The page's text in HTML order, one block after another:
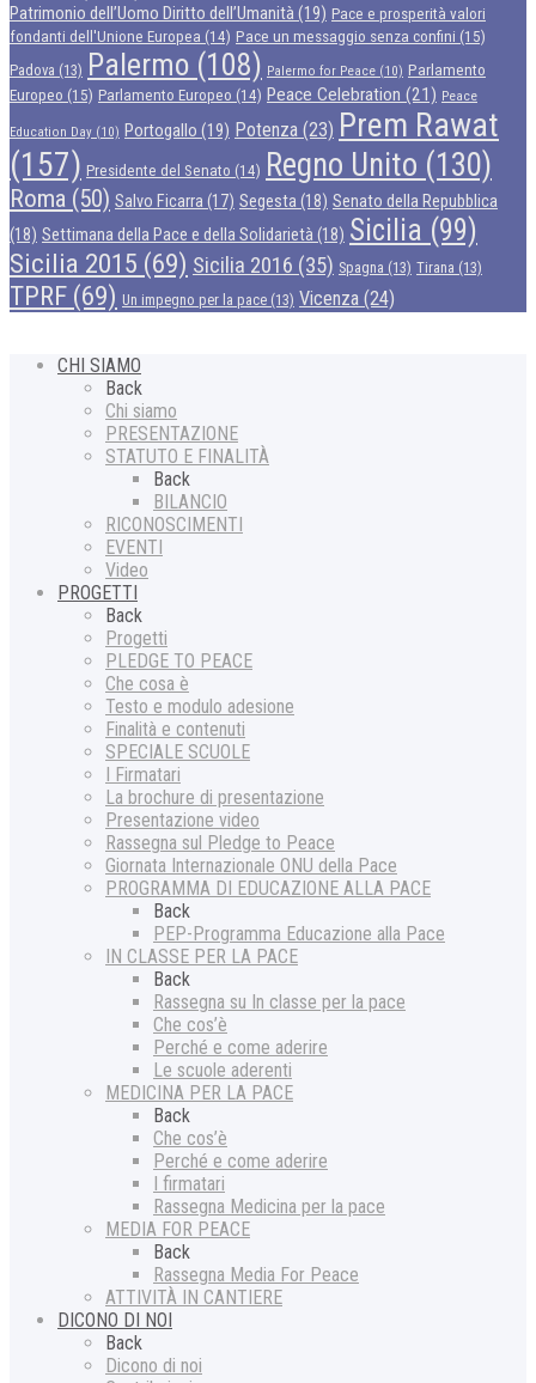
Patrimonio dell’Uomo Diritto dell’Umanità(19) Pace e prosperità valori
fondanti dell'Unione Europea (14) Pace un messaggio senza confini (15)
Padova (13) Palermo (108) Palermo for Peace (10) Parlamento
Europeo (15) Parlamento Europeo (14) Peace Celebration (21) Peace
Education Day (10) Portogallo (19) Potenza (23) Prem Rawat
(157) Presidente del Senato (14) Regno Unito (130)
Roma (50) Salvo Ficarra (17) Segesta (18) Senato della Repubblica
(18) Settimana della Pace e della Solidarietà (18) Sicilia (99)
Sicilia 2015 (69) Sicilia 2016 (35) Spagna (13) Tirana (13)
TPRF (69) Un impegno per la pace (13) Vicenza (24)
CHI SIAMO
Back
Chi siamo
PRESENTAZIONE
STATUTO E FINALITÀ
Back
BILANCIO
RICONOSCIMENTI
EVENTI
Video
PROGETTI
Back
Progetti
PLEDGE TO PEACE
Che cosa è
Testo e modulo adesione
Finalità e contenuti
SPECIALE SCUOLE
I Firmatari
La brochure di presentazione
Presentazione video
Rassegna sul Pledge to Peace
Giornata Internazionale ONU della Pace
PROGRAMMA DI EDUCAZIONE ALLA PACE
Back
PEP-Programma Educazione alla Pace
IN CLASSE PER LA PACE
Back
Rassegna su In classe per la pace
Che cos’è
Perché e come aderire
Le scuole aderenti
MEDICINA PER LA PACE
Back
Che cos’è
Perché e come aderire
I firmatari
Rassegna Medicina per la pace
MEDIA FOR PEACE
Back
Rassegna Media For Peace
ATTIVITÀ IN CANTIERE
DICONO DI NOI
Back
Dicono di noi